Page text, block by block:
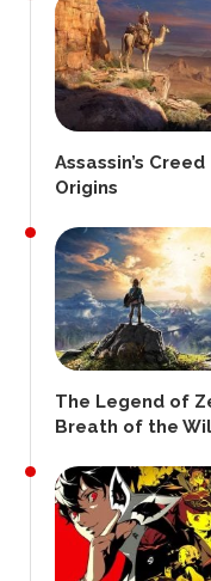
Assassin’s Creed
Origins
The Legend of
Breath of the